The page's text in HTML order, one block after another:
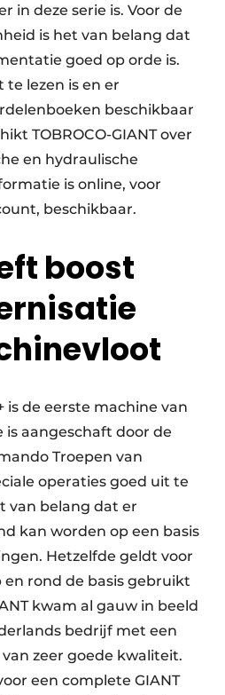
in deze serie is. Voor de
is het van belang dat
goed op orde is.
te lezen is en er
beschikbaar
TOBROCO-GIANT over
en hydraulische
is online, voor
beschikbaar.
boost
is de eerste machine van
is aangeschaft door de
Troepen van
operaties goed uit te
van belang dat er
kan worden op een basis
Hetzelfde geldt voor
rond de basis gebruikt
kwam al gauw in beeld
bedrijf met een
zeer goede kwaliteit.
een complete GIANT